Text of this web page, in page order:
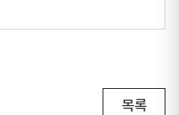
목록